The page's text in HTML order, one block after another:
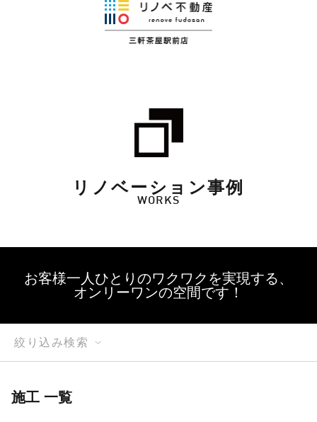
リノベーション事例
WORKS
お客様一人ひとりのワクワクを実現する、
オンリーワンの空間です！
絞り込み検索
施工 一覧